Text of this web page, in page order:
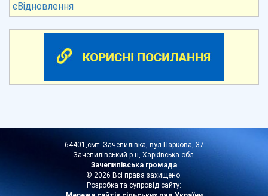
єВідновлення
64401,смт. Зачепилівка, вул Паркова, 37
Зачепилівський р-н, Харківська обл.
Зачепилівська громада
© 2026 Всі права захищено.
Розробка та супровід сайту: